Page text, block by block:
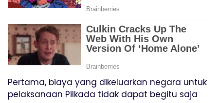
Pertama, biaya yang dikeluarkan negara untuk
pelaksanaan Pilkada tidak dapat begitu saja